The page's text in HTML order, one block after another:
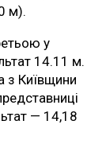
м).
у
14.11 м.
з Київщини
— 14,18